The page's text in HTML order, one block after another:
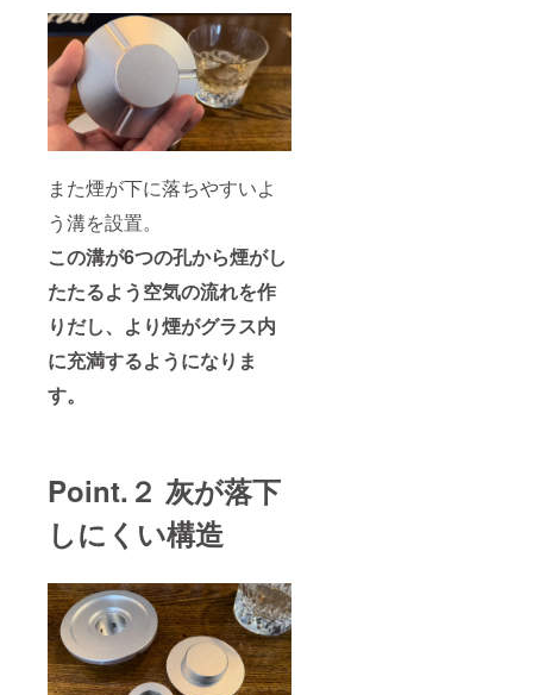
また煙が下に落ちやすいよ
う溝を設置。
この溝が6つの孔から煙がし
たたるよう空気の流れを作
りだし、より煙がグラス内
に充満するようになりま
す。
Point.２ 灰が落下
しにくい構造